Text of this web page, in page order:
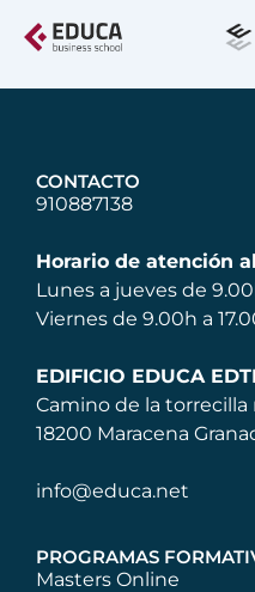
CONTACTO
910887138
Horario de atención
Lunes a jueves de
Viernes de 9.00h a
EDIFICIO EDUCA
Camino de la torrecilla
18200 Maracena
info@educa.net
PROGRAMAS
Masters Online